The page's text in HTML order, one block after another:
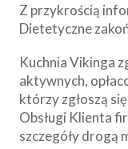
Z przykrością
Dietetyczne
Kuchnia Vikinga
aktywnych,
którzy zgłoszą
Obsługi Klienta
szczegóły drogą